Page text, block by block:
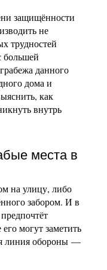
защищённости
не
трудностей
большей
данного
дома и
как
внутрь
места в
на улицу, либо
забором. И в
могут заметить
линия обороны —